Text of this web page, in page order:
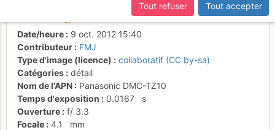
Date/heure
9 oct. 2012 15:40
Contributeur
FMJ
Type d'image (licence)
collaboratif (CC by-sa)
Catégories
détail
Nom de l'APN
Panasonic DMC-TZ10
Temps d'exposition
0.0167
s
Ouverture
f/ 3.3
Focale
4.1
mm
Tout refuser
Tout accepter